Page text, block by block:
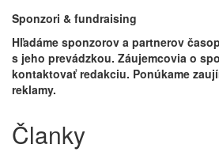
Sponzori & fundraising
Hľadáme sponzorov a partnerov
s jeho prevádzkou. Záujemcovia o
kontaktovať redakciu. Ponúkame
reklamy.
Članky